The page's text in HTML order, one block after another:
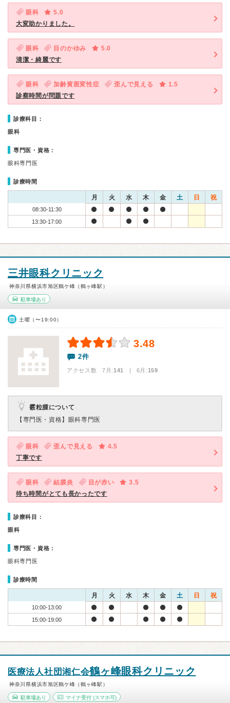
眼科
5.0
大変助かりました。
眼科 目のかゆみ
5.0
清潔・綺麗です
眼科 加齢黄斑変性症 歪んで見える
1.5
診察時間が問題です
診療科目：
眼科
専門医・資格：
眼科専門医
診療時間
月 火 水 木 金 土 日 祝
08:30-11:30
13:30-17:00
三井眼科クリニック
神奈川県横浜市旭区鶴ケ峰（鶴ヶ峰駅）
駐車場あり
土曜（〜19:00）
3.48
2件
アクセス数 7月:141 | 6月:159
霰粒腫について
【専門医・資格】 眼科専門医
眼科 歪んで見える
4.5
丁寧です
眼科 結膜炎 目が赤い
3.5
待ち時間がとても長かったです
診療科目：
眼科
専門医・資格：
眼科専門医
診療時間
月 火 水 木 金 土 日 祝
10:00-13:00
15:00-19:00
医療法人社団湘仁会鶴ヶ峰眼科クリニック
神奈川県横浜市旭区鶴ケ峰（鶴ヶ峰駅）
駐車場あり マイナ受付(スマホ可)